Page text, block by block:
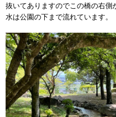
抜いてありますのでこの橋の右側
水は公園の下まで流れています。